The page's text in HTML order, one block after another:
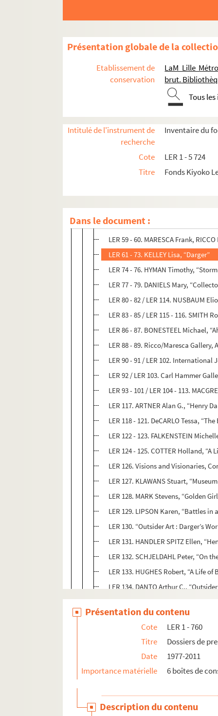
Présentation globale de la
Etablissement de
conservation
LaM Lille
brut.
Tous
Intitulé de l'instrument de
recherche
Inventaire du
Cote
LER 1 - 5 724
Titre
Fonds Kiyoko
Dans le document :
LER 27. REILLY Peter, “Retarded
LER 29 - 32. DeCARLO Tessa,
LER 33 - 35. CHIORI Santiago,
LER 36 - 42. DeCARLO Tessa,
LER 43. BAKER Kenneth, “Outsiders
LER 44 - 48. SMITH Roberta, “How
LER 54. SMITH Roberta, “The
LER 55. Parallel Visions, Modern
LER 56. Reproduction Henry
LER 57 - 58. “Outsider artists
LER 59 - 60. MARESCA Frank,
LER 61 - 73. KELLEY Lisa, “Darger”
LER 74 - 76. HYMAN Timothy,
LER 77 - 79. DANIELS Mary,
LER 80 - 82 / LER 114. NUSBAUM
LER 83 - 85 / LER 115 - 116. SMITH
LER 86 - 87. BONESTEEL Michael,
LER 88 - 89. Ricco/Maresca
LER 90 - 91 / LER 102.
LER 92 / LER 103. Carl Hammer
LER 93 - 101 / LER 104 - 113.
LER 117. ARTNER Alan G., “Henry
LER 118 - 121. DeCARLO Tessa,
LER 122 - 123. FALKENSTEIN
LER 124 - 125. COTTER Holland,
LER 126. Visions and Visionaries,
LER 127. KLAWANS Stuart,
LER 128. MARK Stevens, “Golden
LER 129. LIPSON Karen, “Battles in
LER 130. “Outsider Art : Darger’s
LER 131. HANDLER SPITZ Ellen,
LER 132. SCHJELDAHL Peter, “On
LER 133. HUGHES Robert, “A Life of
LER 134. DANTO Arthur C.,
LER 519 - 760. Presse étrangère
LER 761 - 5 316. Correspondance et contrats
LER 5 706 - 5 724. Microfilms
Présentation du contenu
Cote
LER 1 - 760
Titre
Dossiers de
Date
1977-2011
Importance matérielle
6 boîtes de
Description du contenu